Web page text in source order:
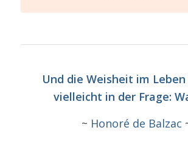
Und die Weisheit im
vielleicht in der Frage:
~ Honoré de Balzac